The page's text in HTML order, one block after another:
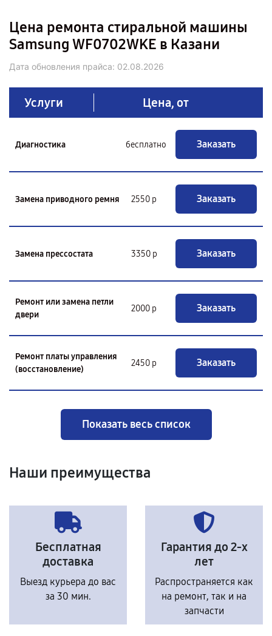
Цена ремонта стиральной машины
Samsung WF0702WKE в Казани
Дата обновления прайса: 02.08.2026
Услуги Цена, от
Диагностика бесплатно Заказать
Замена приводного ремня 2550 р Заказать
Замена прессостата 3350 р Заказать
Ремонт или замена петли
двери
2000 р Заказать
Ремонт платы управления
(восстановление)
2450 р Заказать
Показать весь список
Наши преимущества
Бесплатная
доставка
Выезд курьера до вас
за 30 мин.
Гарантия до 2-х
лет
Распространяется как
на ремонт, так и на
запчасти